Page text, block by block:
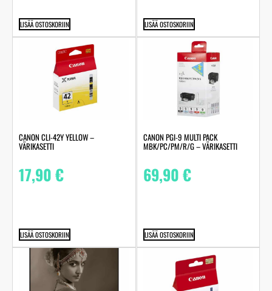
LISÄÄ OSTOSKORIIN LISÄÄ OSTOSKORIIN
CANON CLI-42Y YELLOW –
VÄRIKASETTI
17,90€
LISÄÄ OSTOSKORIIN
CANON PGI-9 MULTI PACK
MBK/PC/PM/R/G – VÄRIKASETTI
69,90€
LISÄÄ OSTOSKORIIN